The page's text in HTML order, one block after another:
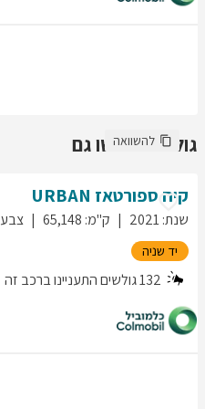
גולשים חיפשו גם
להשוואה
קיה ספורטאז URBAN
שנת:
2021 ק"מ:
65,148 צבע
יד שניה
132גולשים התעניינו ברכב זה